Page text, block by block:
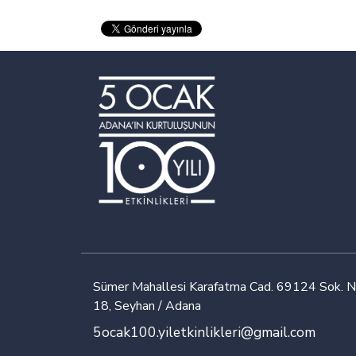
Sümer Mahallesi Karafatma Cad. 69124 Sok.
18, Seyhan / Adana
5ocak100.yiletkinlikleri@gmail.com